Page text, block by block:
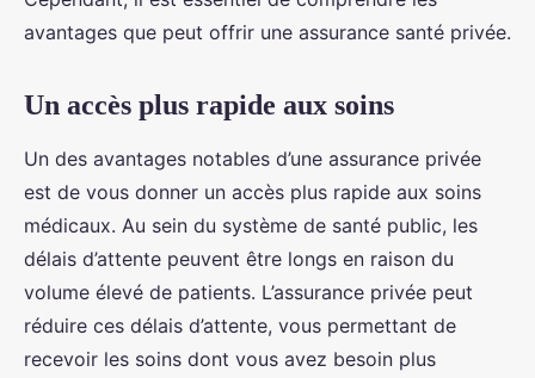
avantages que peut offrir une assurance santé privée.
Un accès plus rapide aux soins
Un des avantages notables d’une assurance privée
est de vous donner un accès plus rapide aux soins
médicaux. Au sein du système de santé public, les
délais d’attente peuvent être longs en raison du
volume élevé de patients. L’assurance privée peut
réduire ces délais d’attente, vous permettant de
recevoir les soins dont vous avez besoin plus